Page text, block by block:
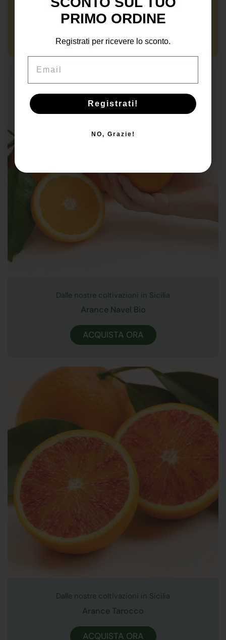
Mango Glenn Bio
Dalle nostre coltivazioni in Sicilia
Arance Navel Bio
ACQUISTA ORA
Dalle nostre coltivazioni in Sicilia
Arance Tarocco
ACQUISTA ORA
DEL 5% PER IL TUO
PRIMO ORDINE
Registrati per ricevere lo sconto.
Email
ISCRIVITI
No, Grazie
PRIMO ORDINE
Registrati per ricevere lo sconto.
Registrati!
NO, Grazie!